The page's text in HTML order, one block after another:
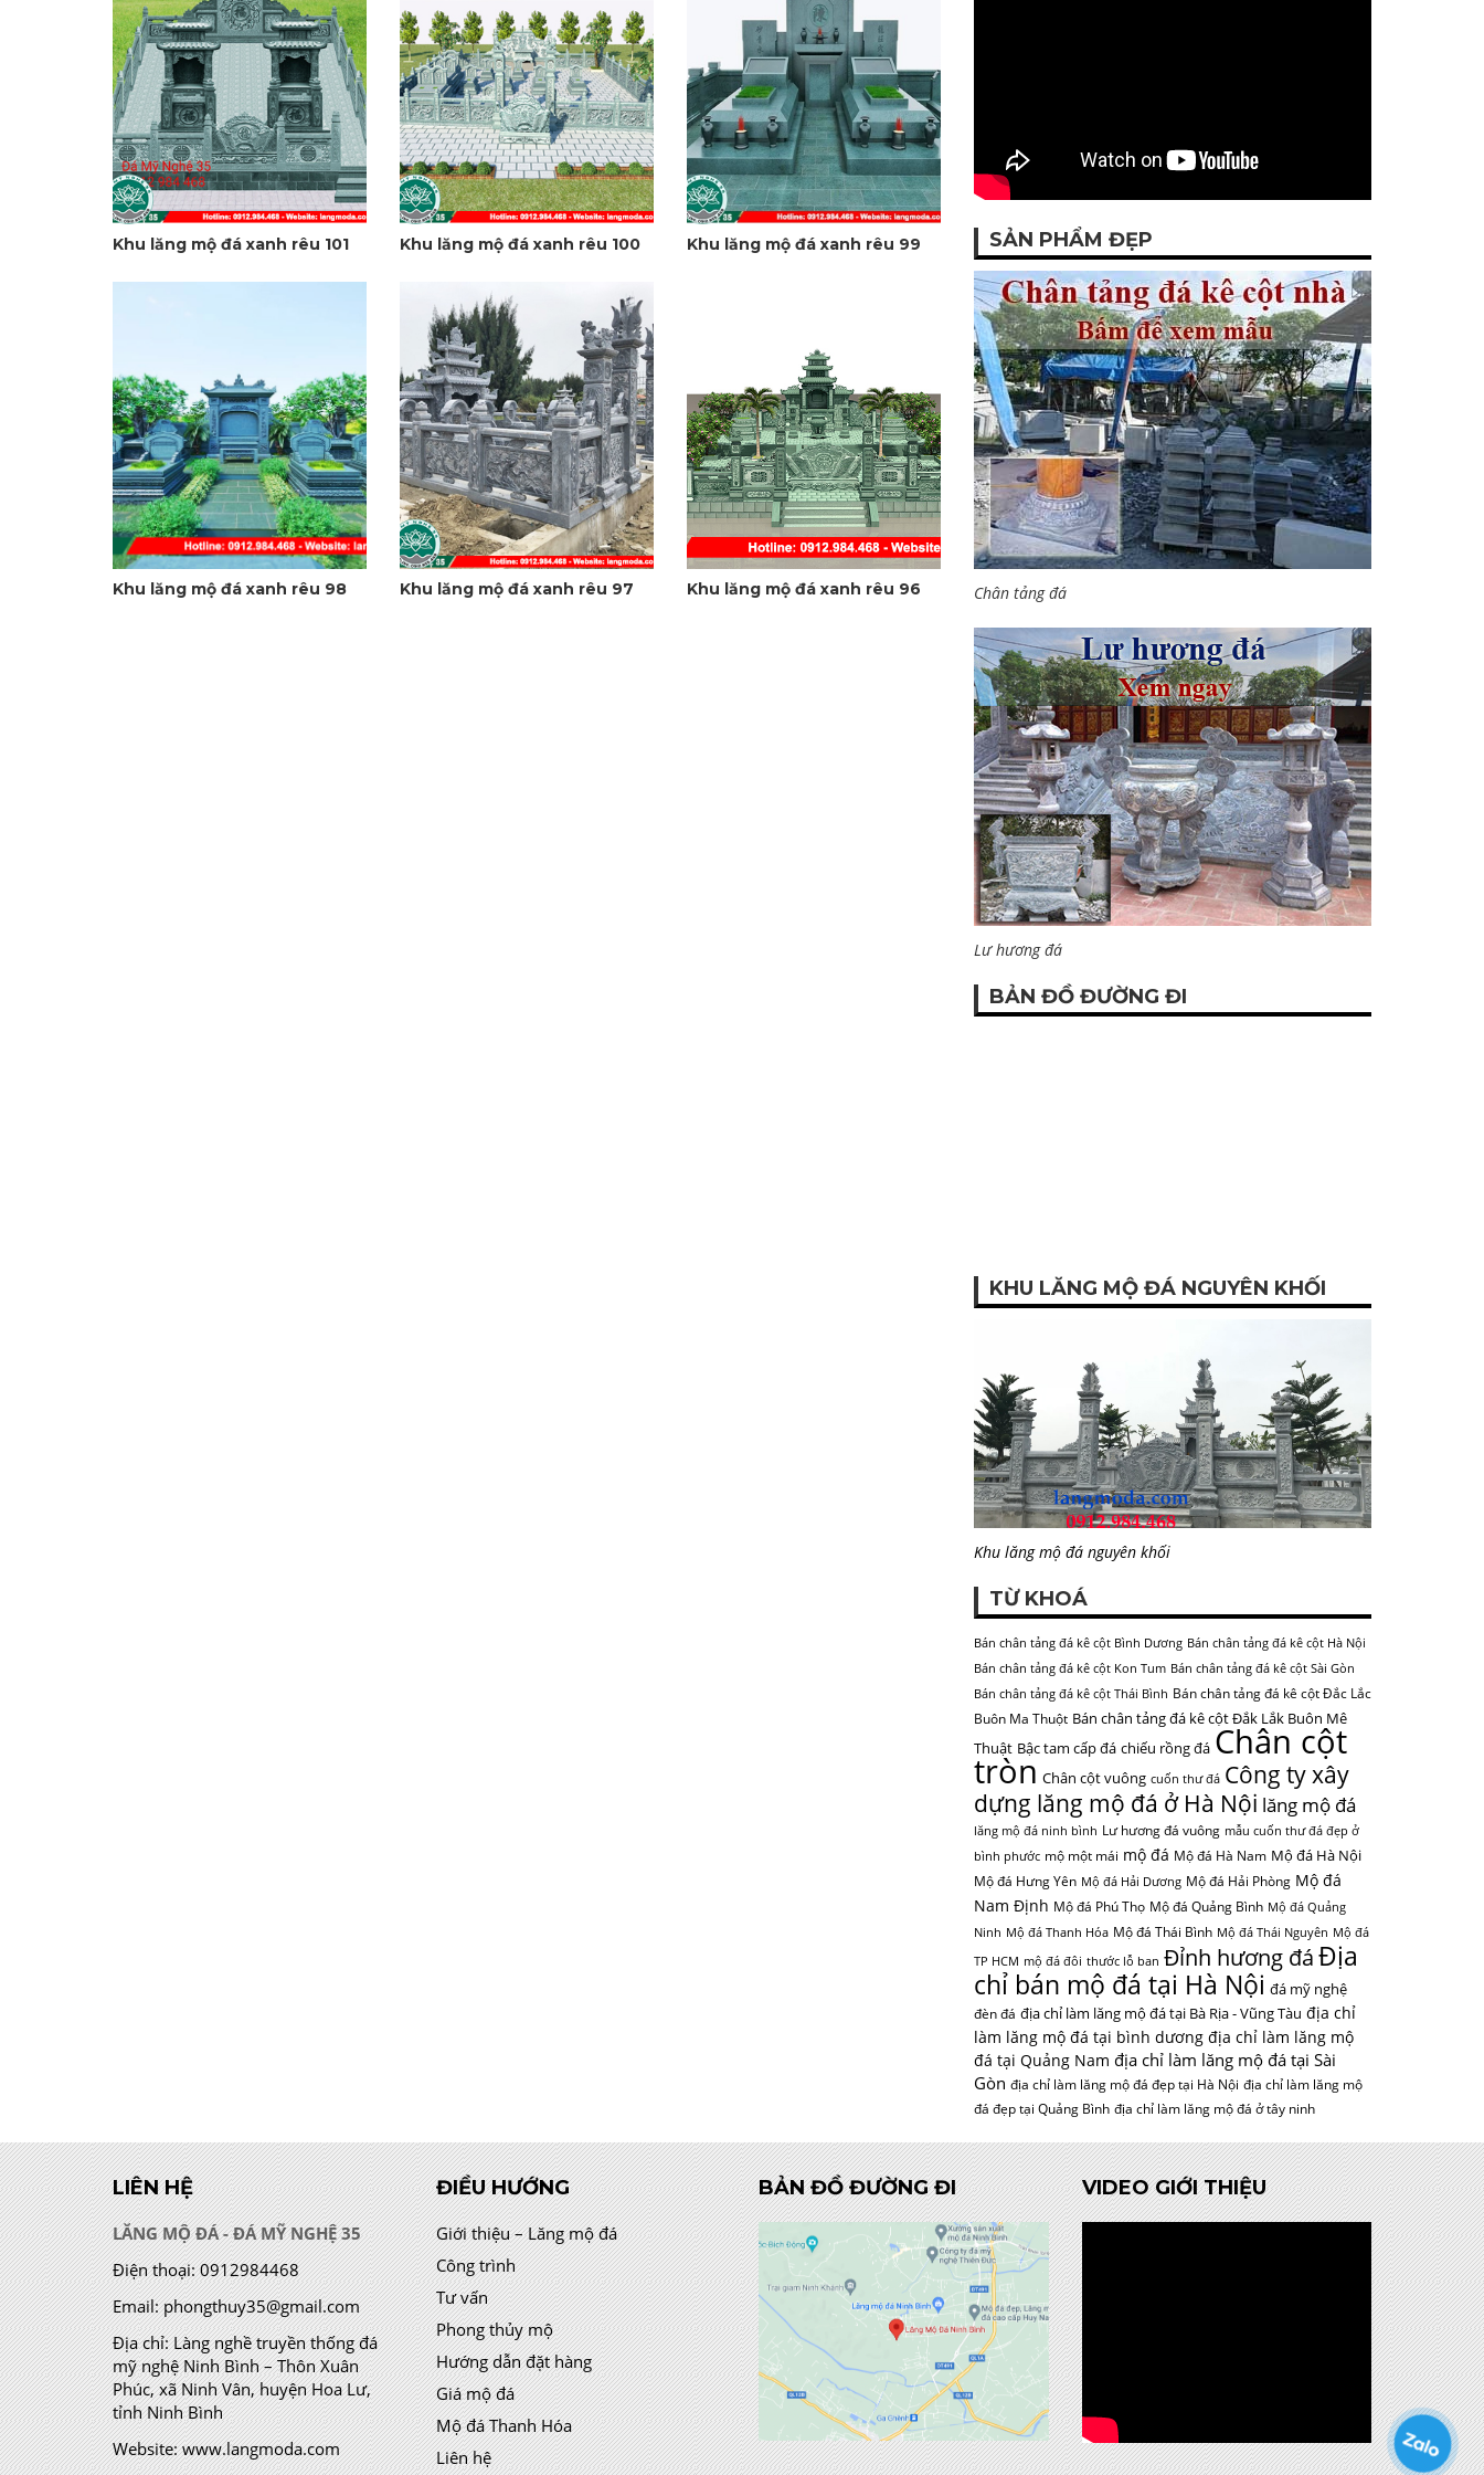
Khu lăng mộ đá xanh rêu 101 Khu lăng mộ đá xanh rêu 100 Khu lăng mộ đá xanh rêu 99
Khu lăng mộ đá xanh rêu 98 Khu lăng mộ đá xanh rêu 97 Khu lăng mộ đá xanh rêu 96
SẢN PHẨM ĐẸP
Chân tảng đá
Lư hương đá
BẢN ĐỒ ĐƯỜNG ĐI
KHU LĂNG MỘ ĐÁ NGUYÊN KHỐI
Khu lăng mộ đá nguyên khối
TỪ KHOÁ
Bán chân tảng đá kê cột Bình Dương Bán chân tảng đá kê cột Hà Nội
Bán chân tảng đá kê cột Kon Tum Bán chân tảng đá kê cột Sài Gòn
Bán chân tảng đá kê cột Thái Bình Bán chân tảng đá kê cột Đắc Lắc
Buôn Ma Thuột Bán chân tảng đá kê cột Đắk Lắk Buôn Mê
Thuật Bậc tam cấp đá chiếu rồng đá Chân cột
tròn Chân cột vuông cuốn thư đá Công ty xây
dựng lăng mộ đá ở Hà Nội lăng mộ đá
lăng mộ đá ninh bình Lư hương đá vuông mẫu cuốn thư đá đẹp ở
bình phước mộ một mái mộ đá Mộ đá Hà Nam Mộ đá Hà Nội
Mộ đá Hưng Yên Mộ đá Hải Dương Mộ đá Hải Phòng Mộ đá
Nam Định Mộ đá Phú Thọ Mộ đá Quảng Bình Mộ đá Quảng
Ninh Mộ đá Thanh Hóa Mộ đá Thái Bình Mộ đá Thái Nguyên Mộ đá
TP HCM mộ đá đôi thước lỗ ban Đỉnh hương đáĐịa
chỉ bán mộ đá tại Hà Nội đá mỹ nghệ
đèn đá địa chỉ làm lăng mộ đá tại Bà Rịa - Vũng Tàu địa chỉ
làm lăng mộ đá tại bình dương địa chỉ làm lăng mộ
đá tại Quảng Nam địa chỉ làm lăng mộ đá tại Sài
Gòn địa chỉ làm lăng mộ đá đẹp tại Hà Nội địa chỉ làm lăng mộ
đá đẹp tại Quảng Bình địa chỉ làm lăng mộ đá ở tây ninh
LIÊN HỆ
LĂNG MỘ ĐÁ - ĐÁ MỸ NGHỆ 35
Điện thoại: 0912984468
Email: phongthuy35@gmail.com
Địa chỉ:Làng nghề truyền thống đá
mỹ nghệ Ninh Bình – Thôn Xuân
Phúc, xã Ninh Vân, huyện Hoa Lư,
tỉnh Ninh Bình
Website: www.langmoda.com
ĐIỀU HƯỚNG
Giới thiệu – Lăng mộ đá
Công trình
Tư vấn
Phong thủy mộ
Hướng dẫn đặt hàng
Giá mộ đá
Mộ đá Thanh Hóa
Liên hệ
BẢN ĐỒ ĐƯỜNG ĐI VIDEO GIỚI THIỆU